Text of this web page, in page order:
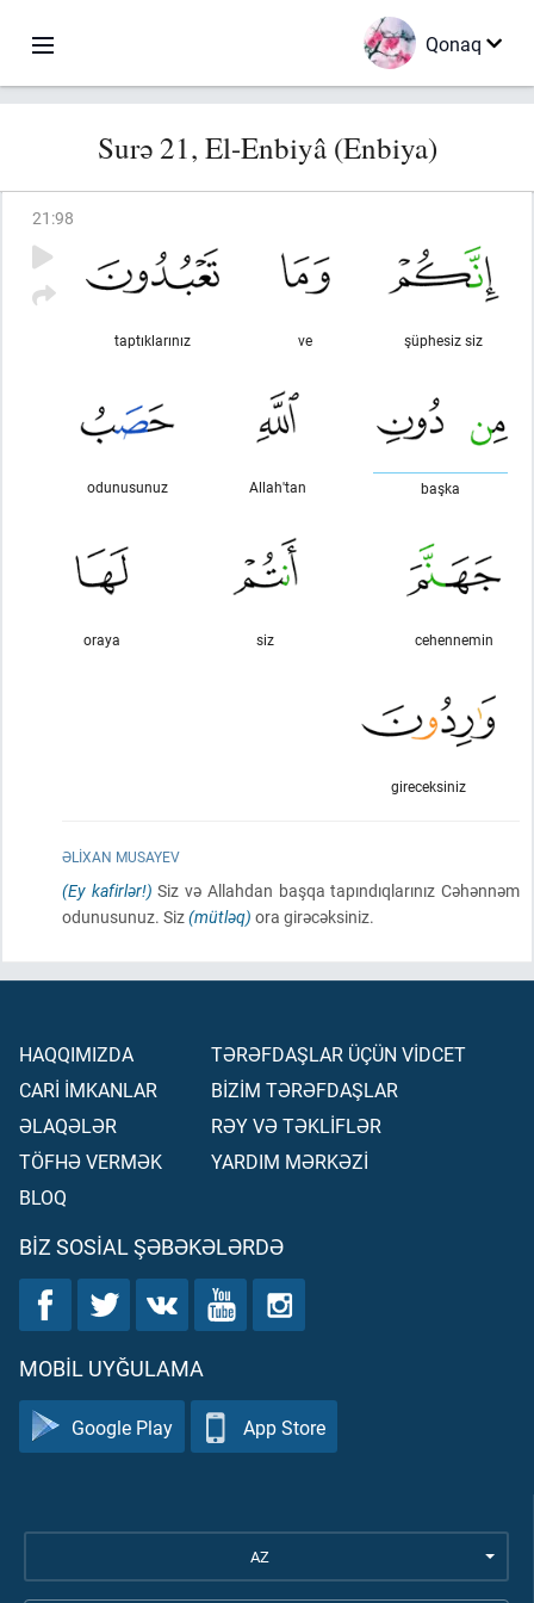
Qonaq
Surə 21, El-Enbiyâ (Enbiya)
21 :98
şüphesiz siz
ve
taptıklarınız
başka
Allah'tan
odunusunuz
cehennemin
siz
oraya
gireceksiniz
ƏLIXAN MUSAYEV
(Ey kafirlər!) Siz və Allahdan başqa tapındıqlarınız Cəhənnəm
odunusunuz. Siz(mütləq) ora girəcəksiniz.
HAQQIMIZDA
CARİ İMKANLAR
ƏLAQƏLƏR
TÖFHƏ VERMƏK
BLOQ
TƏRƏFDAŞLAR ÜÇÜN VİDCET
BİZİM TƏRƏFDAŞLAR
RƏY VƏ TƏKLİFLƏR
YARDIM MƏRKƏZİ
BIZ SOSIAL ŞƏBƏKƏLƏRDƏ
MOBIL UYĞULAMA
Google Play App Store
AZ